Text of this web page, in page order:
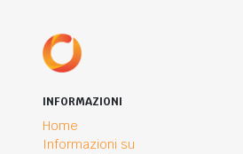
INFORMAZIONI
Home
Informazioni su